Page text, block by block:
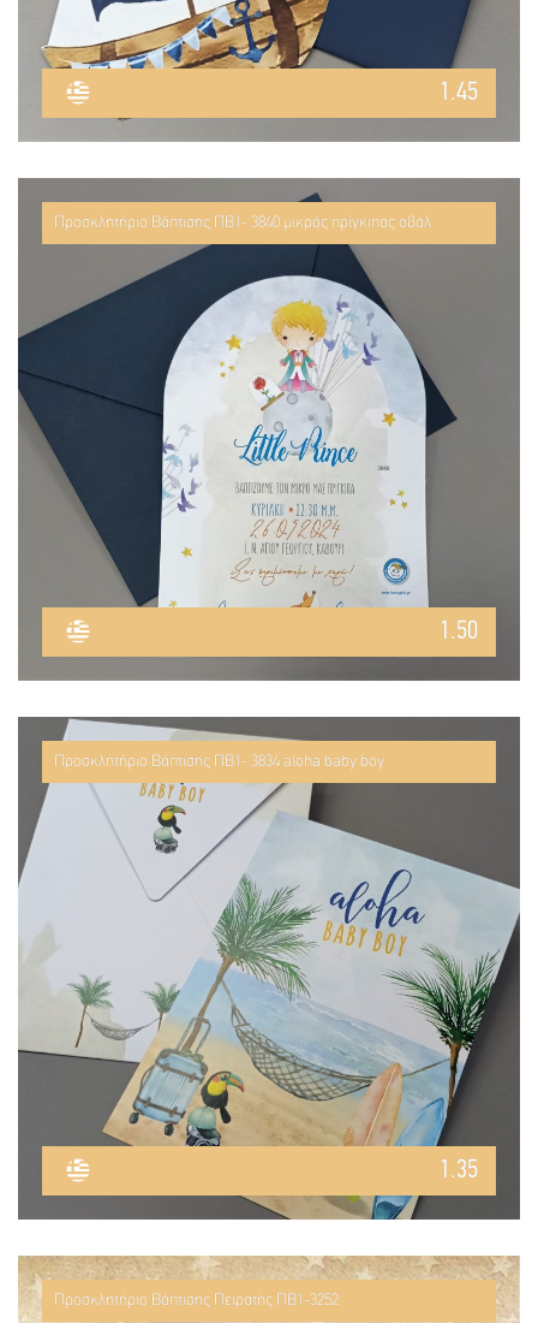
1.45
Προσκλητήριο Βάπτισης ΠΒ1- 3840 μικρός πρίγκιπας οβάλ
1.50
Προσκλητήριο Βάπτισης ΠΒ1- 3834 aloha baby boy
1.35
Προσκλητήριο Βάπτισης Πειρατής ΠΒ1-3252